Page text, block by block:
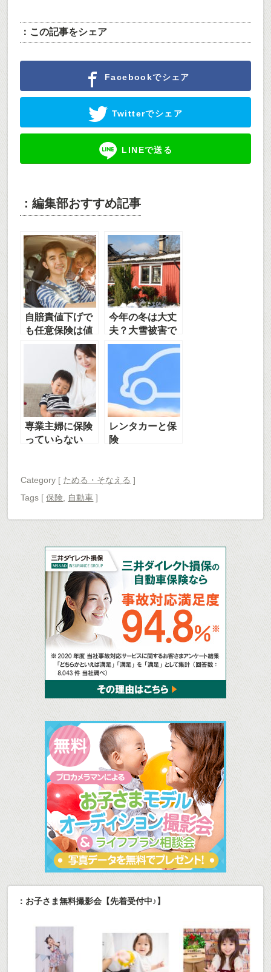
：この記事をシェア
Facebookでシェア
Twitterでシェア
LINEで送る
：編集部おすすめ記事
自賠責値下げで
も任意保険は値
上がり！自動車
保険料を安くす
る方法は？
今年の冬は大丈
夫？大雪被害で
も使える火災保
険の請求方法
専業主婦に保険
っていらない
家事育児できる
の？
レンタカーと保
険
Category [ ためる・そなえる ]
Tags [保険 自動車 ]
：お子さま無料撮影会【先着受付中♪】